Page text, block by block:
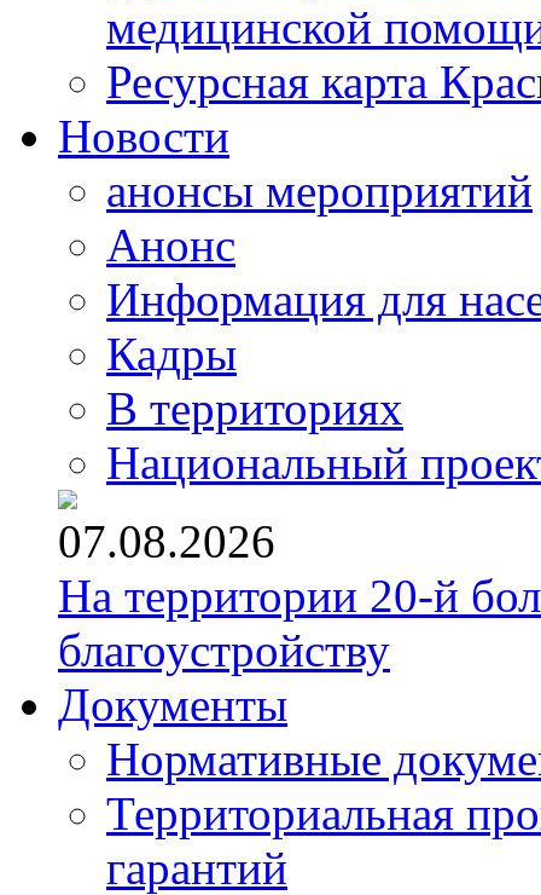
медицинской
Ресурсная карта
Новости
анонсы мероприятий
Анонс
Информация для
Кадры
В территориях
Национальный
07.08.2026
На территории 20-й
благоустройству
Документы
Нормативные
Территориальная
гарантий